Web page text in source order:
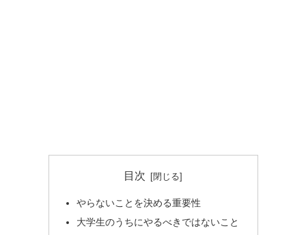
目次
やらないことを決める重要性
大学生のうちにやるべきではないこと